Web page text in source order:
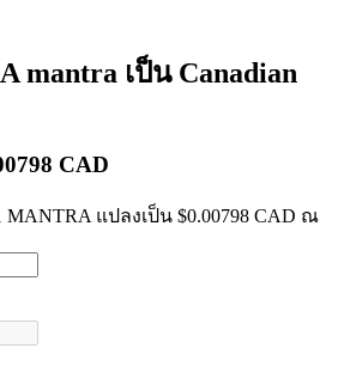
เป็นหลักประกัน
mantra เป็น Canadian
CAD
MANTRA แปลงเป็น $0.00798 CAD ณ